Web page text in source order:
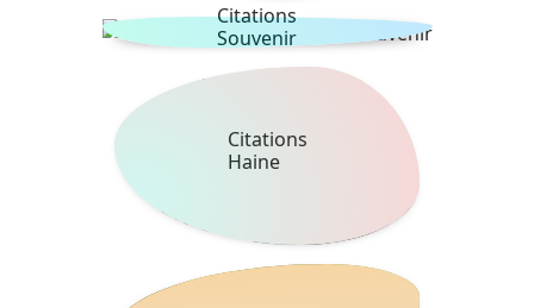
Citations
Souvenir
Citations
Haine